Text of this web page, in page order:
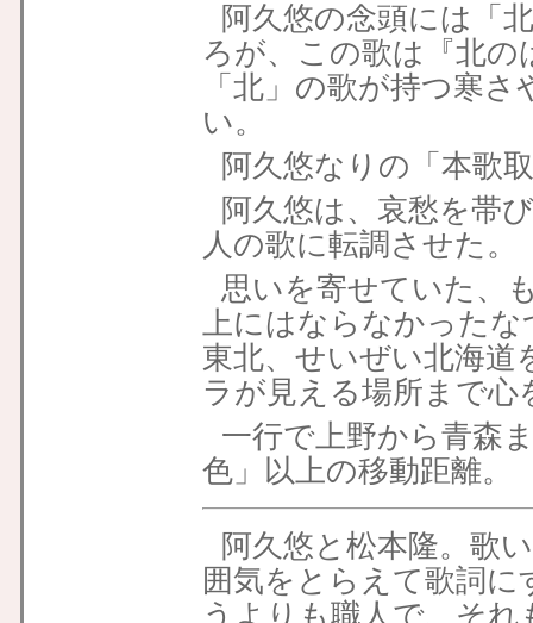
阿久悠の念頭には「
ろが、この歌は『北
「北」の歌が持つ寒
い。
阿久悠なりの「本歌
阿久悠は、哀愁を帯
人の歌に転調させた。
思いを寄せていた、
上にはならなかった
東北、せいぜい北海道
ラが見える場所まで
一行で上野から青森
色」以上の移動距離。
阿久悠と松本隆。歌
囲気をとらえて歌詞
うよりも職人で、それ